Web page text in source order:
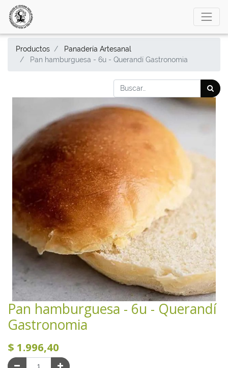
Productos
Panadería Artesanal
Pan hamburguesa - 6u - Querandí Gastronomia
Pan hamburguesa - 6u - Querandí
Gastronomia
$ 1.996,40